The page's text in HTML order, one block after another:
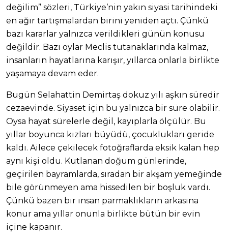
değilim” sözleri, Türkiye’nin yakın siyasi tarihindeki
en ağır tartışmalardan birini yeniden açtı. Çünkü
bazı kararlar yalnızca verildikleri günün konusu
değildir. Bazı oylar Meclis tutanaklarında kalmaz,
insanların hayatlarına karışır, yıllarca onlarla birlikte
yaşamaya devam eder.
Bugün Selahattin Demirtaş dokuz yılı aşkın süredir
cezaevinde. Siyaset için bu yalnızca bir süre olabilir.
Oysa hayat sürelerle değil, kayıplarla ölçülür. Bu
yıllar boyunca kızları büyüdü, çocuklukları geride
kaldı. Ailece çekilecek fotoğraflarda eksik kalan hep
aynı kişi oldu. Kutlanan doğum günlerinde,
geçirilen bayramlarda, sıradan bir akşam yemeğinde
bile görünmeyen ama hissedilen bir boşluk vardı.
Çünkü bazen bir insan parmaklıkların arkasına
konur ama yıllar onunla birlikte bütün bir evin
içine kapanır.